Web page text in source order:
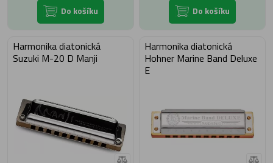
Do košíku Do košíku
Harmonika diatonická
Suzuki M-20 D Manji
Harmonika diatonická
Hohner Marine Band Deluxe
E